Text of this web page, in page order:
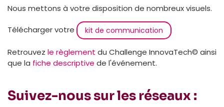
Nous mettons à votre disposition de nombreux visuels.
Télécharger votre kit de communication
Retrouvez le règlement du Challenge InnovaTech© ainsi
que la fiche descriptive de l'événement.
Suivez-nous sur les réseaux :